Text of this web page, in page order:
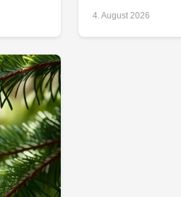
4. August 2026